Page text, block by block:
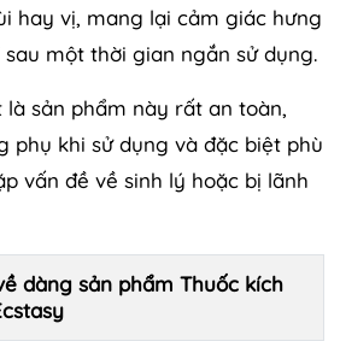
hay vị, mang lại cảm giác hưng
một thời gian ngắn sử dụng.
sản phẩm này rất an toàn,
phụ khi sử dụng và đặc biệt phù
vấn đề về sinh lý hoặc bị lãnh
dàng sản phẩm Thuốc kích